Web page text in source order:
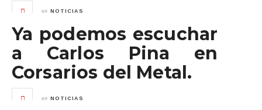
en NOTICIAS
Ya podemos escuchar
a Carlos Pina en
Corsarios del Metal.
en NOTICIAS